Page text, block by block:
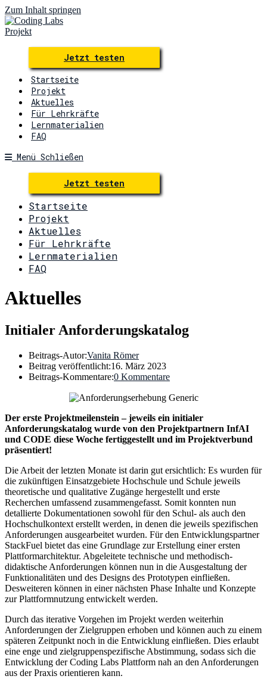
Zum Inhalt springen
Jetzt testen
Startseite
Projekt
Aktuelles
Für Lehrkräfte
Lernmaterialien
FAQ
Menü Schließen
Jetzt testen
Startseite
Projekt
Aktuelles
Für Lehrkräfte
Lernmaterialien
FAQ
Aktuelles
Initialer Anforderungskatalog
Beitrags-Autor:Vanita Römer
Beitrag veröffentlicht:16. März 2023
Beitrags-Kommentare:0 Kommentare
Der erste Projektmeilenstein – jeweils ein initialer
Anforderungskatalog wurde von den Projektpartnern InfAI
und CODE diese Woche fertiggestellt und im Projektverbund
präsentiert!
Die Arbeit der letzten Monate ist darin gut ersichtlich: Es wurden für
die zukünftigen Einsatzgebiete Hochschule und Schule jeweils
theoretische und qualitative Zugänge hergestellt und erste
Recherchen umfassend zusammengefasst. Somit konnten nun
detallierte Dokumentationen sowohl für den Schul- als auch den
Hochschulkontext erstellt werden, in denen die jeweils spezifischen
Anforderungen ausgearbeitet wurden. Für den Entwicklungspartner
StackFuel bietet das eine Grundlage zur Erstellung einer ersten
Plattformarchitektur. Abgeleitete technische und methodisch-
didaktische Anforderungen können nun in die Ausgestaltung der
Funktionalitäten und des Designs des Prototypen einfließen.
Desweiteren können in einer nächsten Phase Inhalte und Konzepte
zur Plattformnutzung entwickelt werden.
Durch das iterative Vorgehen im Projekt werden weiterhin
Anforderungen der Zielgruppen erhoben und können auch zu einem
späteren Zeitpunkt noch in die Entwicklung einfließen. Dies erlaubt
eine enge und zielgruppenspezifische Abstimmung, sodass sich die
Entwicklung der Coding Labs Plattform nah an den Anforderungen
aus der Praxis orientieren kann.